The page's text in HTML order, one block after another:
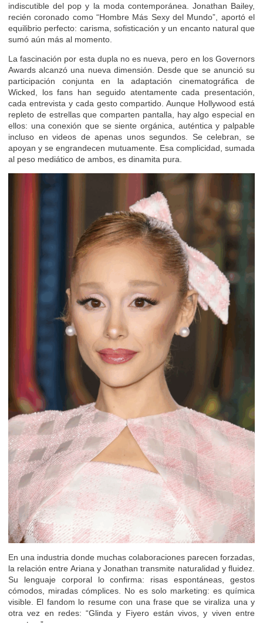
indiscutible del pop y la moda contemporánea. Jonathan Bailey,
recién coronado como “Hombre Más Sexy del Mundo”, aportó el
equilibrio perfecto: carisma, sofisticación y un encanto natural que
sumó aún más al momento.
La fascinación por esta dupla no es nueva, pero en los Governors
Awards alcanzó una nueva dimensión. Desde que se anunció su
participación conjunta en la adaptación cinematográfica de
Wicked, los fans han seguido atentamente cada presentación,
cada entrevista y cada gesto compartido. Aunque Hollywood está
repleto de estrellas que comparten pantalla, hay algo especial en
ellos: una conexión que se siente orgánica, auténtica y palpable
incluso en videos de apenas unos segundos. Se celebran, se
apoyan y se engrandecen mutuamente. Esa complicidad, sumada
al peso mediático de ambos, es dinamita pura.
En una industria donde muchas colaboraciones parecen forzadas,
la relación entre Ariana y Jonathan transmite naturalidad y fluidez.
Su lenguaje corporal lo confirma: risas espontáneas, gestos
cómodos, miradas cómplices. No es solo marketing: es química
visible. El fandom lo resume con una frase que se viraliza una y
otra vez en redes: “Glinda y Fiyero están vivos, y viven entre